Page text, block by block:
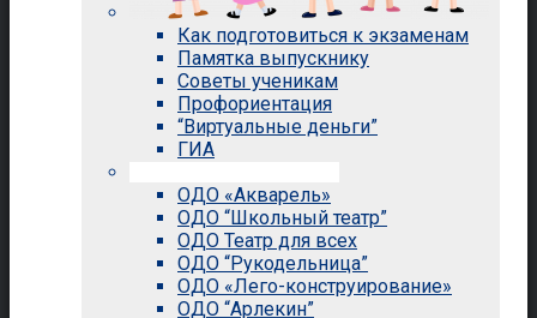
Как подготовиться к экзаменам
Памятка выпускнику
Советы ученикам
Профориентация
“Виртуальные деньги”
ГИА
ОДО «Акварель»
ОДО “Школьный театр”
ОДО Театр для всех
ОДО “Рукодельница”
ОДО «Лего-конструирование»
ОДО “Арлекин”